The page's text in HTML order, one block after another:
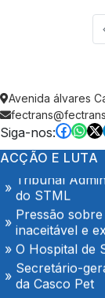
Avenida álvares
Siga-nos:
ACÇÃO E LUTA
AGOSTO é
exigência:
salarial
Enfermeiros
(Caldas da
Algarve em
Tribunal
do STML
Pressão
inaceitável e
O Hospital de
Secretário-
da Casco Pet
Portaria de